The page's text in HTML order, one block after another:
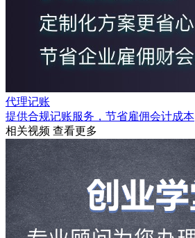
代理记账
提供合规记账服务，节省雇佣会计成本
相关视频 查看更多